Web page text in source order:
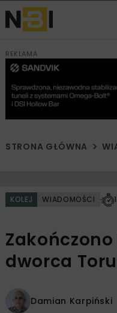
REKLAMA
STRONA GŁÓWNA
KOLEJ WIADOMOŚCI
dworca
Damian Karpiński